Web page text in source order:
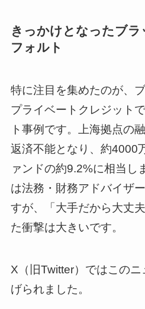
きっかけとなったブ
フォルト
特に注目を集めたのが、
プライベートクレジット
ト事例です。上海拠点の
返済不能となり、約4000
ァンドの約9.2%に相当し
は法務・財務アドバイザ
すが、「大手だから大丈
た衝撃は大きいです。
X（旧Twitter）ではこの
げられました。